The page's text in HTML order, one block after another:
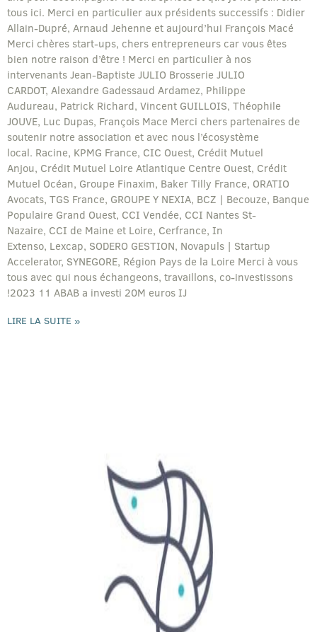
tous ici. Merci en particulier aux présidents successifs : Didier
Allain-Dupré, Arnaud Jehenne et aujourd’hui François Macé
Merci chères start-ups, chers entrepreneurs car vous êtes
bien notre raison d’être ! Merci en particulier à nos
intervenants Jean-Baptiste JULIO Brosserie JULIO
CARDOT, Alexandre Gadessaud Ardamez, Philippe
Audureau, Patrick Richard, Vincent GUILLOIS, Théophile
JOUVE, Luc Dupas, François Mace Merci chers partenaires de
soutenir notre association et avec nous l’écosystème
local. Racine, KPMG France, CIC Ouest, Crédit Mutuel
Anjou, Crédit Mutuel Loire Atlantique Centre Ouest, Crédit
Mutuel Océan, Groupe Finaxim, Baker Tilly France, ORATIO
Avocats, TGS France, GROUPE Y NEXIA, BCZ | Becouze, Banque
Populaire Grand Ouest, CCI Vendée, CCI Nantes St-
Nazaire, CCI de Maine et Loire, Cerfrance, In
Extenso, Lexcap, SODERO GESTION, Novapuls | Startup
Accelerator, SYNEGORE, Région Pays de la Loire Merci à vous
tous avec qui nous échangeons, travaillons, co-investissons
!2023 11 ABAB a investi 20M euros IJ
LIRE LA SUITE »